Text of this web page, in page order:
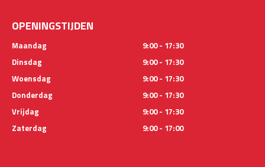
OPENINGSTIJDEN
Maandag
9:00 - 17:30
Dinsdag
9:00 - 17:30
Woensdag
9:00 - 17:30
Donderdag
9:00 - 17:30
Vrijdag
9:00 - 17:30
Zaterdag
9:00 - 17:00